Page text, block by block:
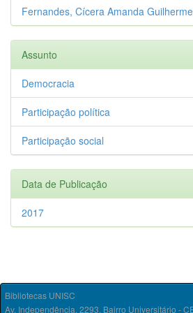
Fernandes, Cícera Amanda Guilherme
Assunto
Democracia
Participação política
Participação social
Data de Publicação
2017
Bibliotecas UNISC
Av. Independência, 2293, Bairro Universitário -